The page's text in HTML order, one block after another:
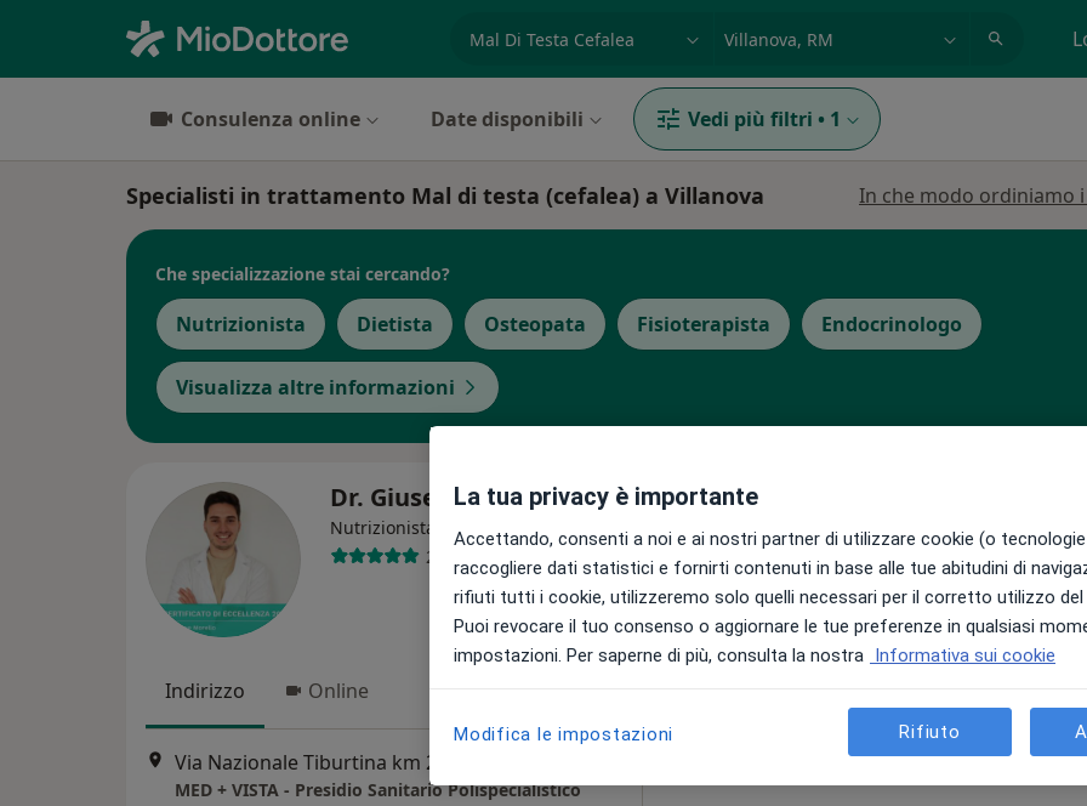
Consulenza online Date disponibili Vedi più filtri • 1
Specialisti in trattamento Mal di testa (cefalea) a Villanova In che modo ordiniamo
Che specializzazione stai cercando?
Nutrizionista Dietista Osteopata Fisioterapista Endocrinologo
Visualizza altre informazioni
Dr. Giuseppe Morello
Nutrizionista, Dietista Altro
236 recensioni
Indirizzo Online
MED + VISTA - Presidio Sanitario Polispecialistico
Oggi
Non ci sono agende disponibili!
Chiedi di attivare le prenotazioni online
La tua privacy è importante
Accettando, consenti a noi e ai nostri partner di utilizzare cookie (o
raccogliere dati statistici e fornirti contenuti in base alle tue abitudini di
rifiuti tutti i cookie, utilizzeremo solo quelli necessari per il corretto utilizzo
Puoi revocare il tuo consenso o aggiornare le tue preferenze in qualsiasi
impostazioni. Per saperne di più, consulta la nostra
Informativa sui cookie
Modifica le impostazioni Rifiuto